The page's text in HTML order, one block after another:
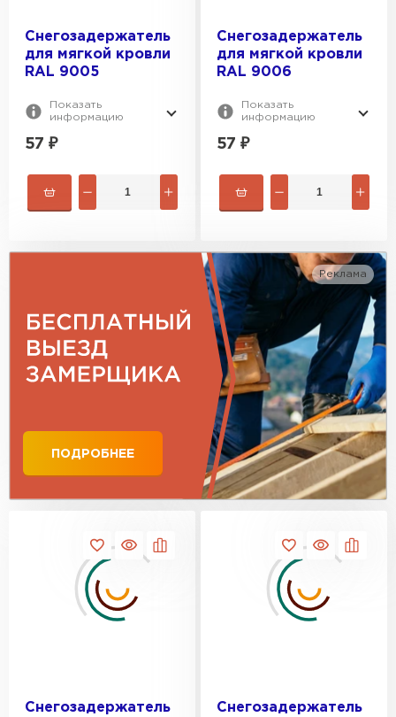
RAL 6005
Зеленый
Синий
0.15
0.185
Снегозадержатель
для мягкой кровли
RAL 9005
Показать
информацию
57 ₽
Снегозадержатель
для мягкой кровли
RAL 9006
Показать
информацию
57 ₽
Реклама
ПОДРОБНЕЕ
Снегозадержатель
Снегозадержатель
Гибкая черепица